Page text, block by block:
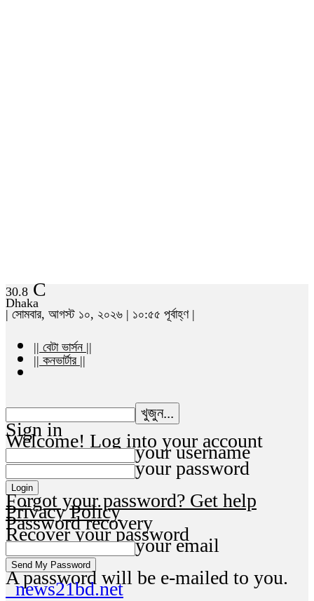
30.8 C
Dhaka
| সোমবার, আগস্ট ১০, ২০২৬ | ১০:৫৫ পূর্বাহ্ণ |
|| বেটা ভার্সন ||
|| কনভার্টার ||
Sign in
Welcome! Log into your account
your username
your password
Forgot your password? Get help
Privacy Policy
Password recovery
Recover your password
your email
A password will be e-mailed to you.
news21bd.net